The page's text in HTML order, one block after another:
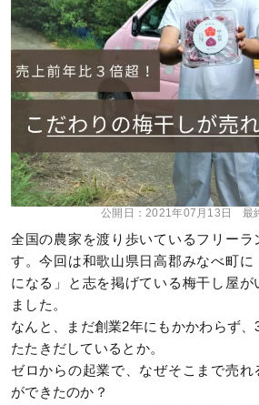
公開日：2021年07月13日 最
全国の農家を渡り歩いているフリー
す。今回は和歌山県日高郡みなべ町
になる」と志を掲げている梅干し屋が
ました。
なんと、まだ創業2年にもかかわらず
たたきだしているとか。
ゼロからの起業で、なぜそこまで売れ
ができたのか？